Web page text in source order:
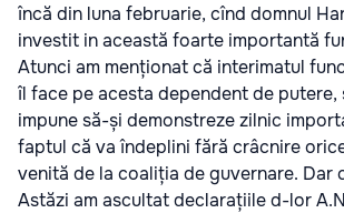
încă din luna febru­a­rie, cînd dom­nul
inves­tit in aceas­tă foar­te impor­tan­tă
Atun­ci am men­țio­nat că inte­ri­ma­tul
îl face pe aces­ta depen­dent de pute­re,
impu­ne să-și demon­stre­ze zil­nic
fap­tul că va înde­pli­ni fără crâc­ni­re
ve­ni­tă de la coa­li­ția de guver­na­re. Dar
Astăzi am ascul­tat decla­ra­ți­i­le d-lor